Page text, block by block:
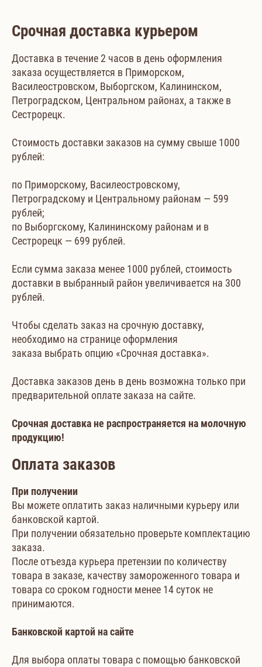
Срочная доставка курьером
Доставка в течение 2 часов в день оформления
заказа осуществляется в Приморском,
Василеостровском, Выборгском, Калининском,
Петроградском, Центральном районах, а также в
Сестрорецк.
Стоимость доставки заказов на сумму свыше 1000
рублей:
по Приморскому, Василеостровскому,
Петроградскому и Центральному районам — 599
рублей;
по Выборгскому, Калининскому районам и в
Сестрорецк — 699 рублей.
Если сумма заказа менее 1000 рублей, стоимость
доставки в выбранный район увеличивается на 300
рублей.
Чтобы сделать заказ на срочную доставку,
необходимо на странице оформления
заказа выбрать опцию «Срочная доставка».
Доставка заказов день в день возможна только при
предварительной оплате заказа на сайте.
Срочная доставка не распространяется на молочную
продукцию!
Оплата заказов
При получении
Вы можете оплатить заказ наличными курьеру или
банковской картой.
При получении обязательно проверьте комплектацию
заказа.
После отъезда курьера претензии по количеству
товара в заказе, качеству замороженного товара и
товара со сроком годности менее 14 суток не
принимаются.
Банковской картой на сайте
Для выбора оплаты товара с помощью банковской